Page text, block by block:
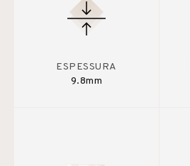
ESPESSURA
9.8mm